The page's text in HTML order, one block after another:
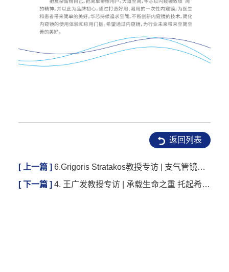
返回列表
[ 上一篇 ] 6.Grigoris Stratakos教授专访 | 支气管镜有助棘手肺病救治
[ 下一篇 ] 4. 王广发教授专访 | 承载生命之重 托起希望之光